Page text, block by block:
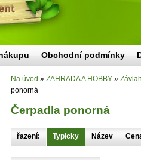
Na úvod » ZAHRADA A HOBBY »
ponorná
Čerpadla ponorná
řazení: Typicky Název
Obchodní podmínky